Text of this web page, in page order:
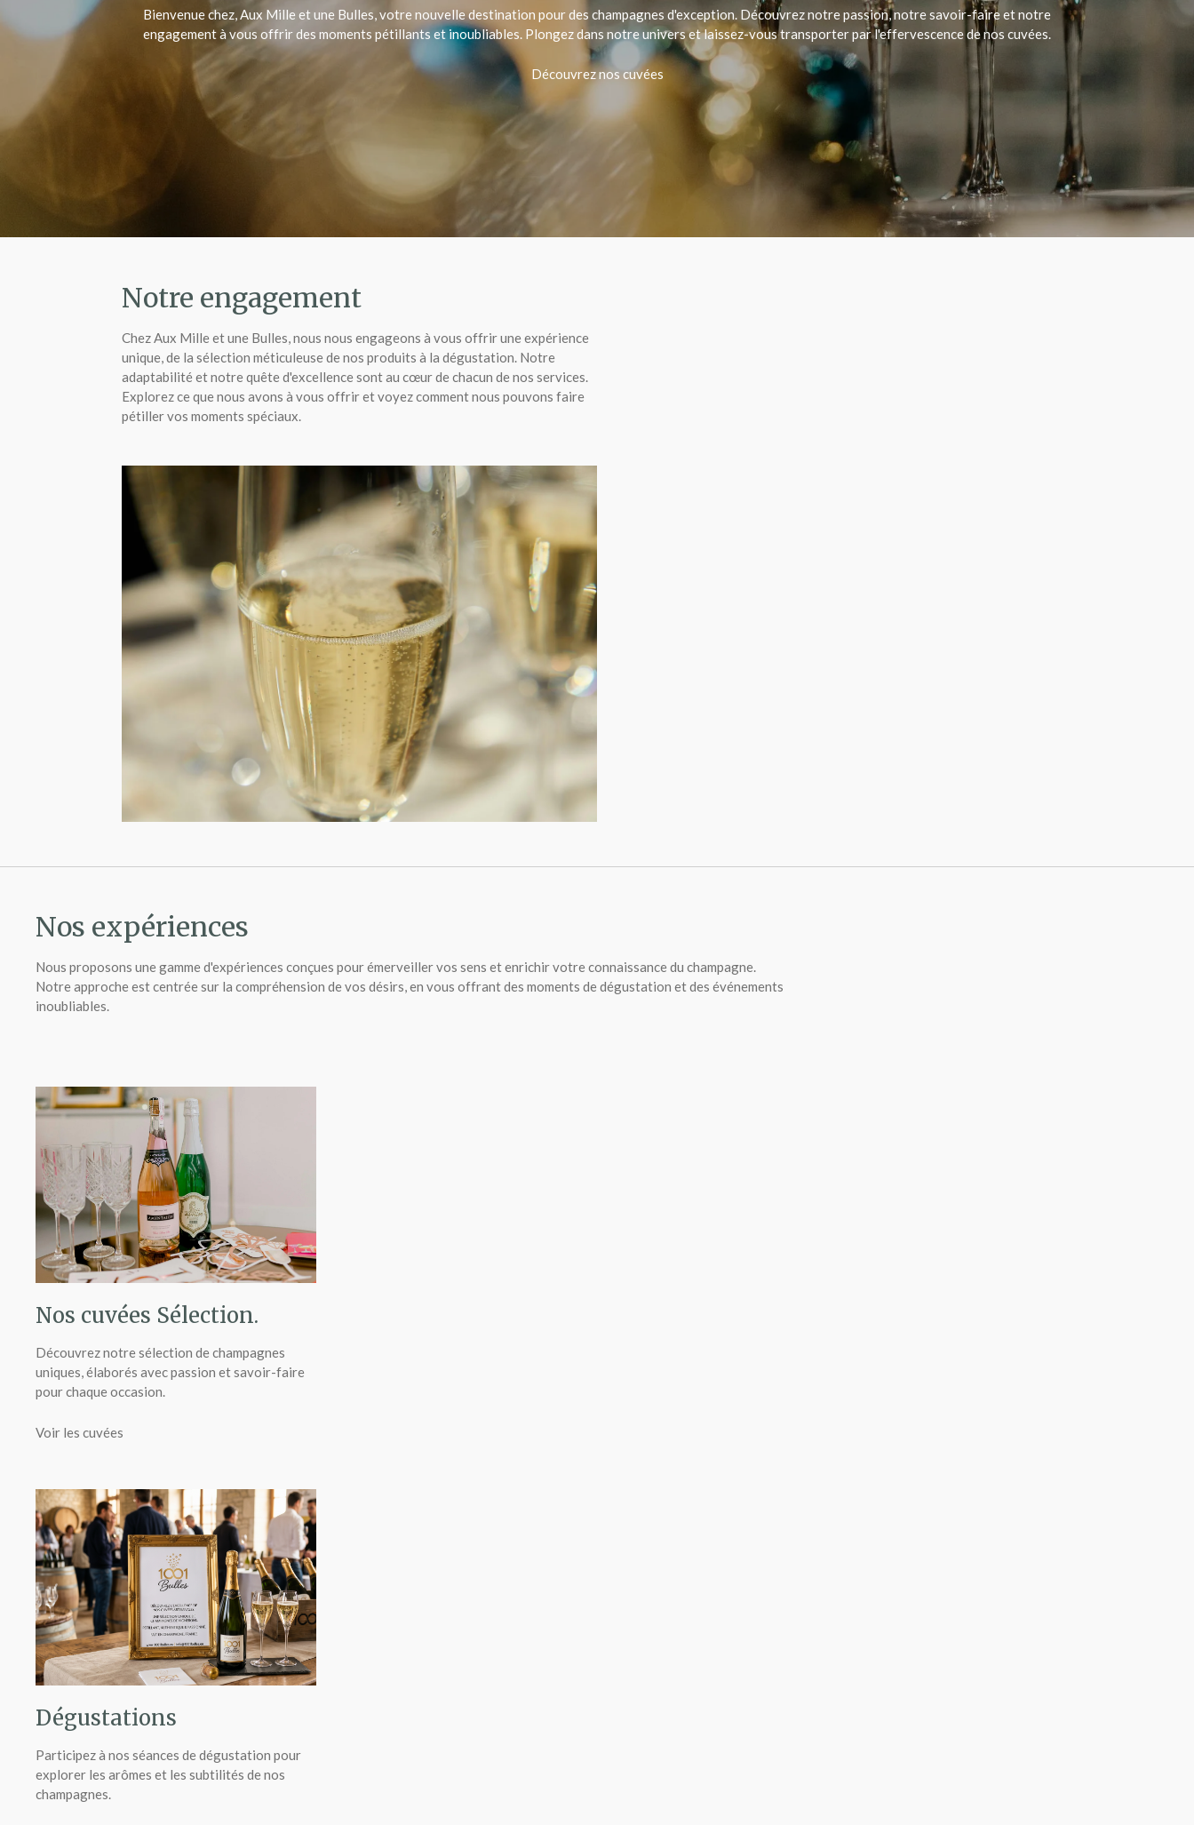
Bienvenue chez, Aux Mille et une Bulles, votre nouvelle destination pour des champagnes d'exception. Découvrez notre passion, notre savoir-faire et notre
engagement à vous offrir des moments pétillants et inoubliables. Plongez dans notre univers et laissez-vous transporter par l'effervescence de nos cuvées.
Découvrez nos cuvées
Notre engagement
Chez Aux Mille et une Bulles, nous nous engageons à vous offrir une expérience
unique, de la sélection méticuleuse de nos produits à la dégustation. Notre
adaptabilité et notre quête d'excellence sont au cœur de chacun de nos services.
Explorez ce que nous avons à vous offrir et voyez comment nous pouvons faire
pétiller vos moments spéciaux.
Nos expériences
Nous proposons une gamme d'expériences conçues pour émerveiller vos sens et enrichir votre connaissance du champagne.
Notre approche est centrée sur la compréhension de vos désirs, en vous offrant des moments de dégustation et des événements
inoubliables.
Nos cuvées Sélection.
Découvrez notre sélection de champagnes
uniques, élaborés avec passion et savoir-faire
pour chaque occasion.
Voir les cuvées
Dégustations
Participez à nos séances de dégustation pour
explorer les arômes et les subtilités de nos
champagnes.